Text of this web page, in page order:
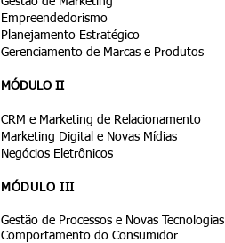
Empreendedorismo
Planejamento Estratégico
Gerenciamento de Marcas e Produtos
MÓDULO II
CRM e Marketing de Relacionamento
Marketing Digital e Novas Mídias
Negócios Eletrônicos
MÓDULO III
Gestão de Processos e Novas Tecnologias
Comportamento do Consumidor